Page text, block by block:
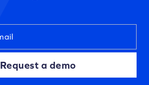
Request a demo